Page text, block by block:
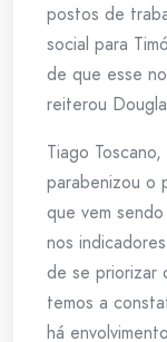
postos de
social para
de que esse
reiterou
Tiago
parabenizou o
que vem
nos
de se priorizar
temos a
há